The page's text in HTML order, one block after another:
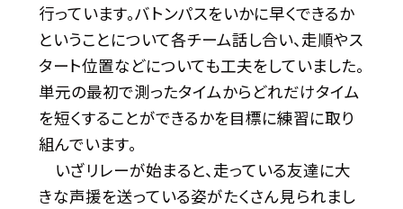
行っています。バトンパスをいかに早くできるか
ということについて各チーム話し合い、走順やス
タート位置などについても工夫をしていました。
単元の最初で測ったタイムからどれだけタイム
を短くすることができるかを目標に練習に取り
組んでいます。
いざリレーが始まると、走っている友達に大
きな声援を送っている姿がたくさん見られまし